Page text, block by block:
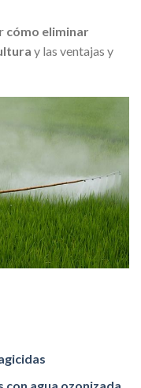
cómo eliminar
y las ventajas y